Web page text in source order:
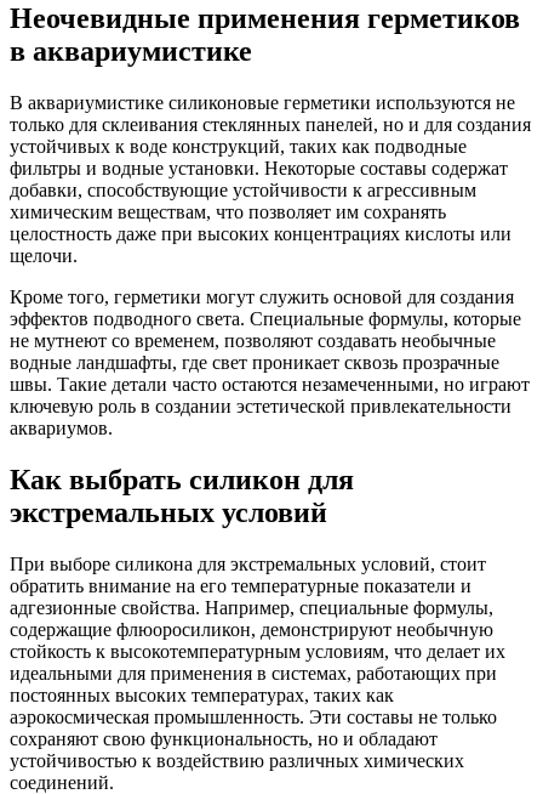
Неочевидные применения герметиков
в аквариумистике
В аквариумистике силиконовые герметики используются не
только для склеивания стеклянных панелей, но и для создания
устойчивых к воде конструкций, таких как подводные
фильтры и водные установки. Некоторые составы содержат
добавки, способствующие устойчивости к агрессивным
химическим веществам, что позволяет им сохранять
целостность даже при высоких концентрациях кислоты или
щелочи.
Кроме того, герметики могут служить основой для создания
эффектов подводного света. Специальные формулы, которые
не мутнеют со временем, позволяют создавать необычные
водные ландшафты, где свет проникает сквозь прозрачные
швы. Такие детали часто остаются незамеченными, но играют
ключевую роль в создании эстетической привлекательности
аквариумов.
Как выбрать силикон для
экстремальных условий
При выборе силикона для экстремальных условий, стоит
обратить внимание на его температурные показатели и
адгезионные свойства. Например, специальные формулы,
содержащие флюоросиликон, демонстрируют необычную
стойкость к высокотемпературным условиям, что делает их
идеальными для применения в системах, работающих при
постоянных высоких температурах, таких как
аэрокосмическая промышленность. Эти составы не только
сохраняют свою функциональность, но и обладают
устойчивостью к воздействию различных химических
соединений.